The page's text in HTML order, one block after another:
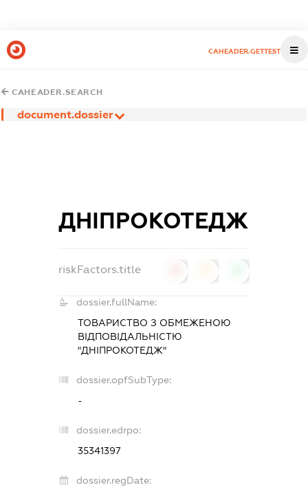
CAHEADER.GETTEST
CAHEADER.SEARCH
document.dossier
ДНІПРОКОТЕДЖ
riskFactors.title
dossier.fullName:
ТОВАРИСТВО З ОБМЕЖЕНОЮ
ВІДПОВІДАЛЬНІСТЮ
"ДНІПРОКОТЕДЖ"
dossier.opfSubType:
-
dossier.edrpo:
35341397
dossier.regDate: